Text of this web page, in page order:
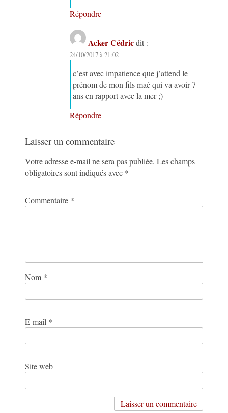
Répondre
Acker Cédric dit :
24/10/2017 à 21:02
c’est avec impatience que j’attend le
prénom de mon fils maé qui va avoir 7
ans en rapport avec la mer ;)
Répondre
Laisser un commentaire
Votre adresse e-mail ne sera pas publiée. Les champs
obligatoires sont indiqués avec *
Commentaire *
Nom *
E-mail *
Site web